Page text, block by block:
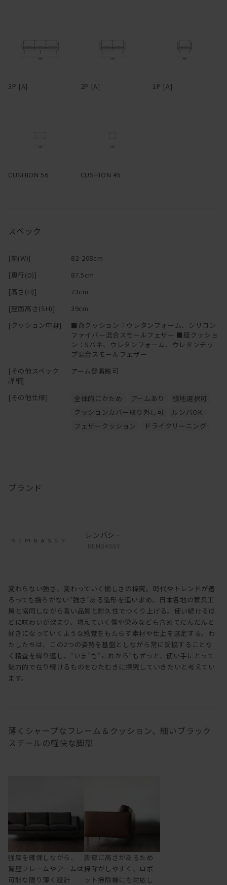
を。脚部に高さがあるので座面下はゆったり広く、掃除がしやすい
のも特長。
イピングとは、2枚の布や革の継ぎ目に別布を挟んでとめる縫製手
スペースに合わせて柔軟にレイアウトできるよう、片アームタイ
ァブリックであれば、汚れてしまってもカバーを取り外してドライ
クリーニングに出せる。カバーのみの購入も可能。
―
3P [A] 2P [A] 1P [A]
CUSHION 56 CUSHION 45
スペック
[幅(W)]
82-208cm
[奥行(D)]
87.5cm
[高さ(H)]
73cm
[座面高さ(SH)]
39cm
[クッション中身]
■背クッション：ウレタンフォーム、シリコン
ファイバー混合スモールフェザー ■座クッショ
ン：Sバネ、ウレタンフォーム、ウレタンチッ
プ混合スモールフェザー
[その他スペック
詳細]
アーム部着脱可
[その他仕様] 全体的にかため アームあり
張地選択可
クッションカバー取り外し可
ルンバOK
フェザークッション
ドライクリーニング
ブランド
レンバシー
REMBASSY
変わらない強さ、変わっていく愉しさの探究。時代やトレンドが遷
ろっても揺らがない“強さ”ある造形を追い求め、日本各地の家具工
房と協同しながら高い品質と耐久性でつくり上げる。使い続けるほ
どに味わいが深まり、増えていく傷や染みなども含めてだんだんと
好きになっていくような感覚をもたらす素材や仕上を選定する。わ
たしたちは、この2つの姿勢を基盤としながら常に妥協することな
く精査を繰り返し、“いま”も“これから”もずっと、使い手にとって
魅力的で在り続けるものをひたむきに探究していきたいと考えてい
ます。
薄くシャープなフレーム＆クッション、細いブラック
スチールの軽快な脚部
強度を確保しながら、
背座フレームやアームは
可能な限り薄く設計
脚部に高さがあるため
掃除がしやすく、ロボ
ット掃除機にも対応し